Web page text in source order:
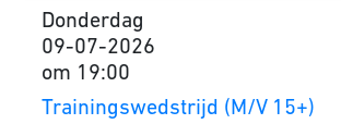
Donderdag
09-07-2026
om 19:00
Trainingswedstrijd (M/V 15+)